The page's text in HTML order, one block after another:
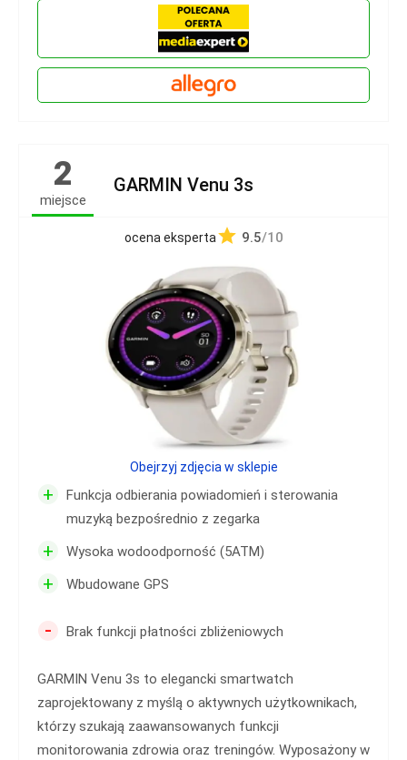
2
miejsce
GARMIN Venu 3s
ocena eksperta 9.5/10
+
Funkcja odbierania powiadomień i sterowania
muzyką bezpośrednio z zegarka
+ Wysoka wodoodporność (5ATM)
+ Wbudowane GPS
- Brak funkcji płatności zbliżeniowych
GARMIN Venu 3s to elegancki smartwatch
zaprojektowany z myślą o aktywnych użytkownikach,
którzy szukają zaawansowanych funkcji
monitorowania zdrowia oraz treningów. Wyposażony w
Obejrzyj zdjęcia w sklepie